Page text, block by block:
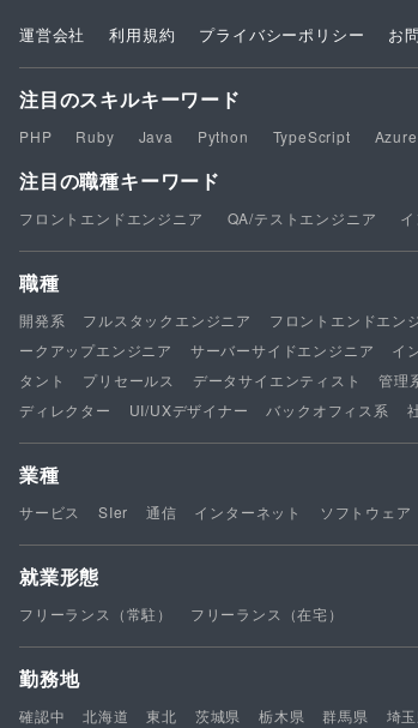
運営会社 利用規約 プライバシーポリシー お
注目のスキルキーワード
PHP Ruby Java Python TypeScript Azure
注目の職種キーワード
フロントエンドエンジニア QA/テストエンジニア
職種
開発系 フルスタックエンジニア フロントエンドエン
ークアップエンジニア
サーバーサイドエンジニア イ
タント
プリセールス データサイエンティスト 管理
ディレクター
UI/UXデザイナー バックオフィス系
業種
サービス SIer 通信 インターネット ソフトウェア
就業形態
フリーランス（常駐） フリーランス（在宅）
勤務地
確認中 北海道 東北 茨城県 栃木県 群馬県 埼